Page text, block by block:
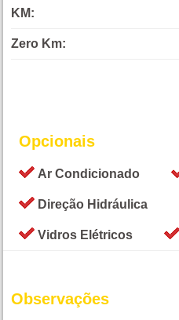
KM:
Zero Km:
Opcionais
Ar Condicionado
Direção Hidráulica
Vidros Elétricos
Observações